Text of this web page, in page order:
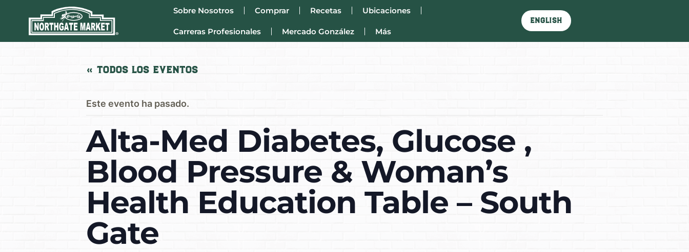
Sobre Nosotros Comprar Recetas Ubicaciones
Carreras Profesionales Mercado González Más
English
« Todos los Eventos
Este evento ha pasado.
Alta-Med Diabetes, Glucose ,
Blood Pressure & Woman’s
Health Education Table – South
Gate